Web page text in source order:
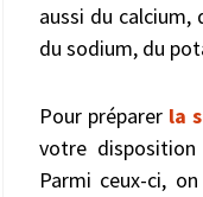
aussi du calcium,
du sodium, du
Pour préparer la
votre disposition
Parmi ceux-ci,